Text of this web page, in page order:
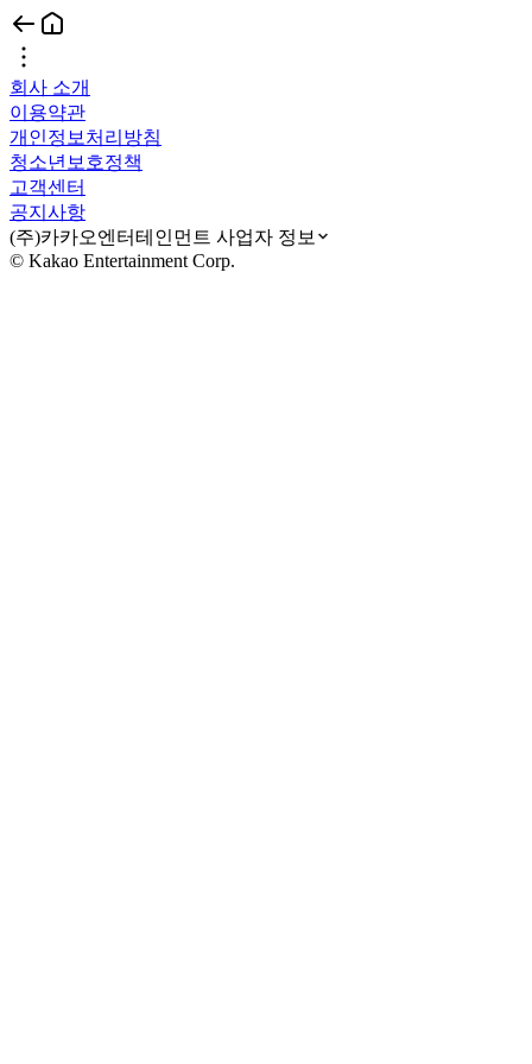
회사 소개
이용약관
개인정보처리방침
청소년보호정책
고객센터
공지사항
(주)카카오엔터테인먼트 사업자 정보
© Kakao Entertainment Corp.